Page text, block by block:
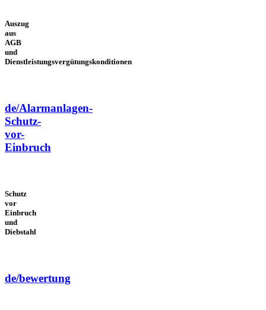
Auszug
aus
AGB
und
Dienstleistungsvergütungskonditionen
de/Alarmanlagen-
Schutz-
vor-
Einbruch
Schutz
vor
Einbruch
und
Diebstahl
de/bewertung